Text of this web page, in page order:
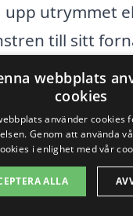
upp utrymmet
till sitt
smidigare och
gratis
webbplats
cookies
använder cookies
Genom att använda
i enlighet med vår
ALLA